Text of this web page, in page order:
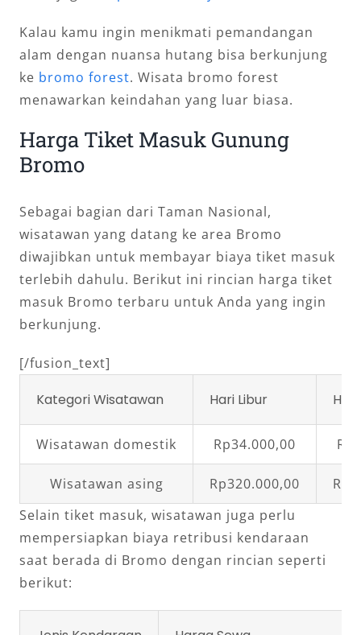
Kalau kamu ingin menikmati pemandangan
alam dengan nuansa hutang bisa berkunjung
ke bromo forest. Wisata bromo forest
menawarkan keindahan yang luar biasa.
Harga Tiket Masuk Gunung
Bromo
Sebagai bagian dari Taman Nasional,
wisatawan yang datang ke area Bromo
diwajibkan untuk membayar biaya tiket masuk
terlebih dahulu. Berikut ini rincian harga tiket
masuk Bromo terbaru untuk Anda yang ingin
berkunjung.
[/fusion_text]
Kategori Wisatawan Hari Libur
Wisatawan domestik Rp34.000,00
Wisatawan asing Rp320.000,00
Selain tiket masuk, wisatawan juga perlu
mempersiapkan biaya retribusi kendaraan
saat berada di Bromo dengan rincian seperti
berikut: